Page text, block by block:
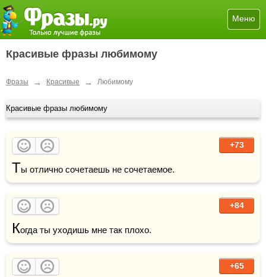
Меню
Красивые фразы любимому
Фразы → Красивые → Любимому
Красивые фразы любимому
+73
Т
+84
Когда ты уходишь мне так плохо.
+65